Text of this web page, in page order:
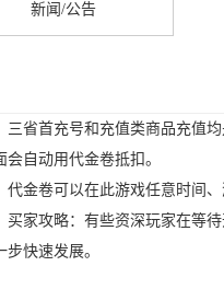
新闻/公告
三省首充号和充值类商品充值
会自动用代金卷抵扣。
代金卷可以在此游戏任意时间
买家攻略：有些资深玩家在等
步快速发展。